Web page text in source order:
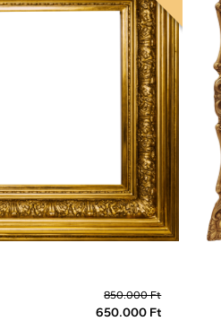
850.000 Ft
650.000 Ft